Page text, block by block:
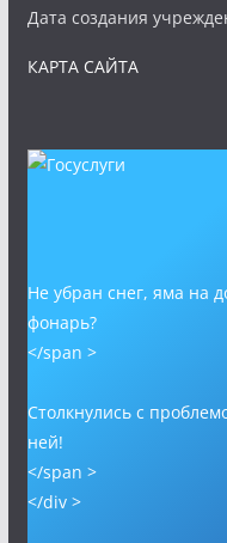
Дата создания
КАРТА САЙТА
Не убран снег, яма на
фонарь?
</span >
Столкнулись с
ней!
</span >
</div >